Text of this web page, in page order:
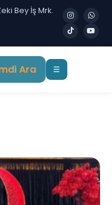
Bey İş Mrk.
Ara ☰